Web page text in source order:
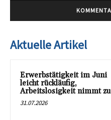
Aktuelle Artikel
Erwerbstätigkeit im Juni
leicht rückläufig,
Arbeitslosigkeit nimmt zu
31.07.2026